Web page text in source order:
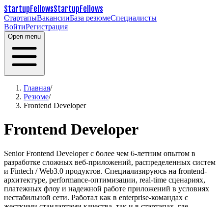
StartupFellowsStartupFellows
СтартапыВакансииБаза резюмеСпециалисты
ВойтиРегистрация
Open menu
Главная/
Резюме/
Frontend Developer
Frontend Developer
Senior Frontend Developer с более чем 6-летним опытом в
разработке сложных веб-приложений, распределенных систем
и Fintech / Web3.0 продуктов. Специализируюсь на frontend-
архитектуре, performance-оптимизации, real-time сценариях,
платежных флоу и надежной работе приложений в условиях
нестабильной сети. Работал как в enterprise-командах с